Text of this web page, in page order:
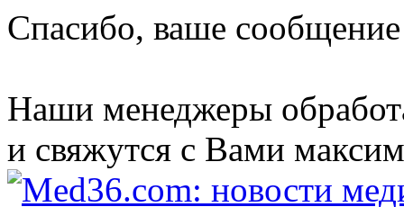
Спасибо, ваше
Наши менеджеры
и свяжутся с Вами